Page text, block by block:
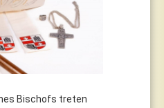
Bischofs treten